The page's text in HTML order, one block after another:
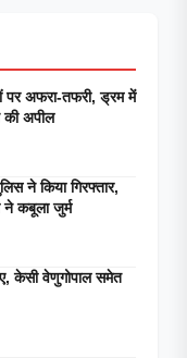
पर अफरा-तफरी, ड्रम में
अपील
ने किया गिरफ्तार,
ने कबूला जुर्म
केसी वेणुगोपाल समेत